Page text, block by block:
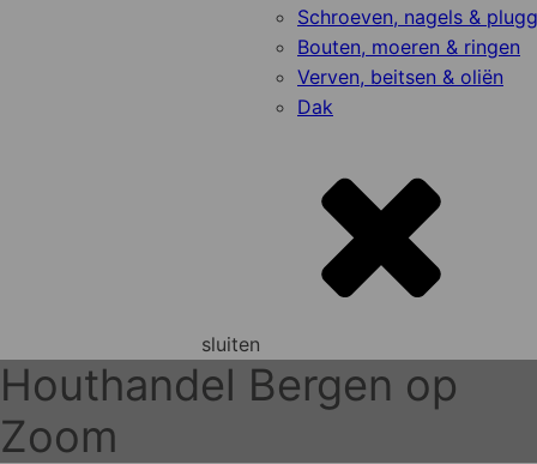
Schroeven, nagels &
Bouten, moeren & ringen
Verven, beitsen & oliën
Dak
sluiten
Houthandel Bergen op
Zoom